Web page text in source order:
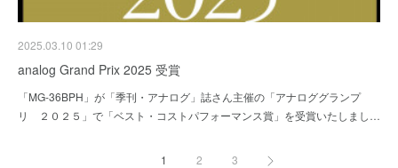
2025.03.10 01:29
analog Grand Prix 2025 受賞
「MG-36BPH」が「季刊・アナログ」誌さん主催の「アナロググランプ
リ ２０２５」で「ベスト・コストパフォーマンス賞」を受賞いたしまし…
1 2 3